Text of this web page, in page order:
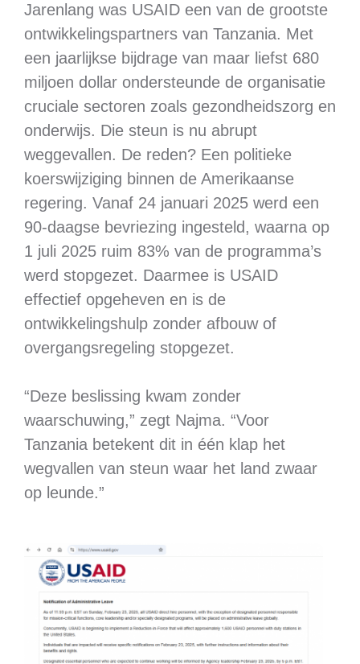
Jarenlang was USAID een van de grootste
ontwikkelingspartners van Tanzania. Met
een jaarlijkse bijdrage van maar liefst 680
miljoen dollar ondersteunde de organisatie
cruciale sectoren zoals gezondheidszorg en
onderwijs. Die steun is nu abrupt
weggevallen. De reden? Een politieke
koerswijziging binnen de Amerikaanse
regering. Vanaf 24 januari 2025 werd een
90‑daagse bevriezing ingesteld, waarna op
1 juli 2025 ruim 83% van de programma’s
werd stopgezet. Daarmee is USAID
effectief opgeheven en is de
ontwikkelingshulp zonder afbouw of
overgangsregeling stopgezet.
“Deze beslissing kwam zonder
waarschuwing,” zegt Najma. “Voor
Tanzania betekent dit in één klap het
wegvallen van steun waar het land zwaar
op leunde.”